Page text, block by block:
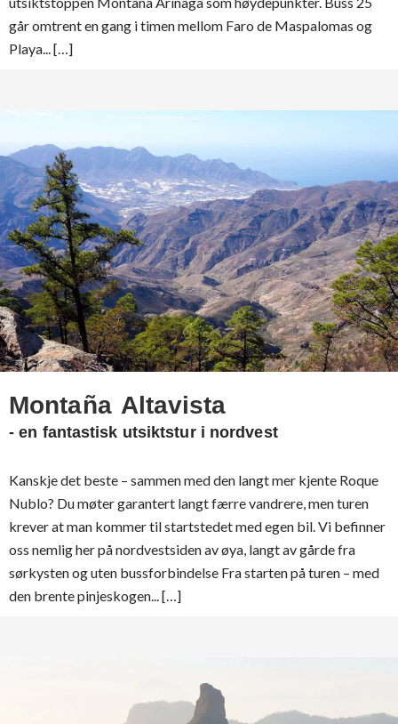
går omtrent en gang i timen mellom Faro de Maspalomas og
Playa... […]
Montaña Altavista
- en fantastisk utsiktstur i nordvest
Kanskje det beste – sammen med den langt mer kjente Roque
Nublo? Du møter garantert langt færre vandrere, men turen
krever at man kommer til startstedet med egen bil. Vi befinner
oss nemlig her på nordvestsiden av øya, langt av gårde fra
sørkysten og uten bussforbindelse Fra starten på turen – med
den brente pinjeskogen... […]